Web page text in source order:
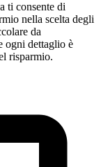
ti consente di
nella scelta degli
da
ogni dettaglio è
risparmio.